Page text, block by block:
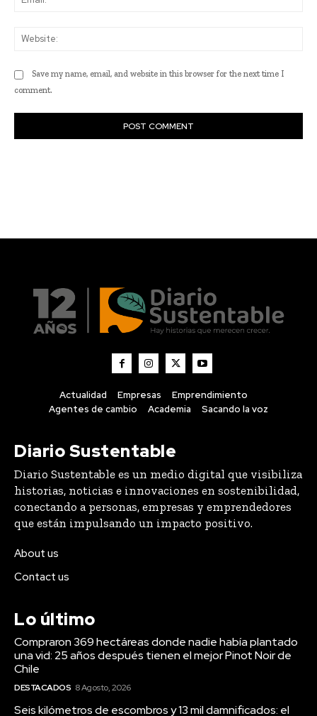
Actualidad Empresas
Emprendimiento
Agentes de cambio
Academia Sacando la voz
Diario Sustentable
Diario Sustentable es un medio digital que visibiliza
historias, noticias e innovaciones en sostenibilidad,
conectando a personas, empresas y emprendedores
que están impulsando un impacto positivo.
About us
Contact us
Lo último
Compraron 369 hectáreas donde nadie había plantado
una vid: 25 años después tienen el mejor Pinot Noir de
Chile
DESTACADOS 8 Agosto, 2026
Seis kilómetros de escombros y 13 mil damnificados: el